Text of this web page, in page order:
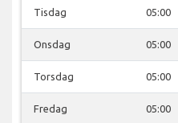
Tisdag 05:00
Onsdag 05:00
Torsdag 05:00
Fredag 05:00